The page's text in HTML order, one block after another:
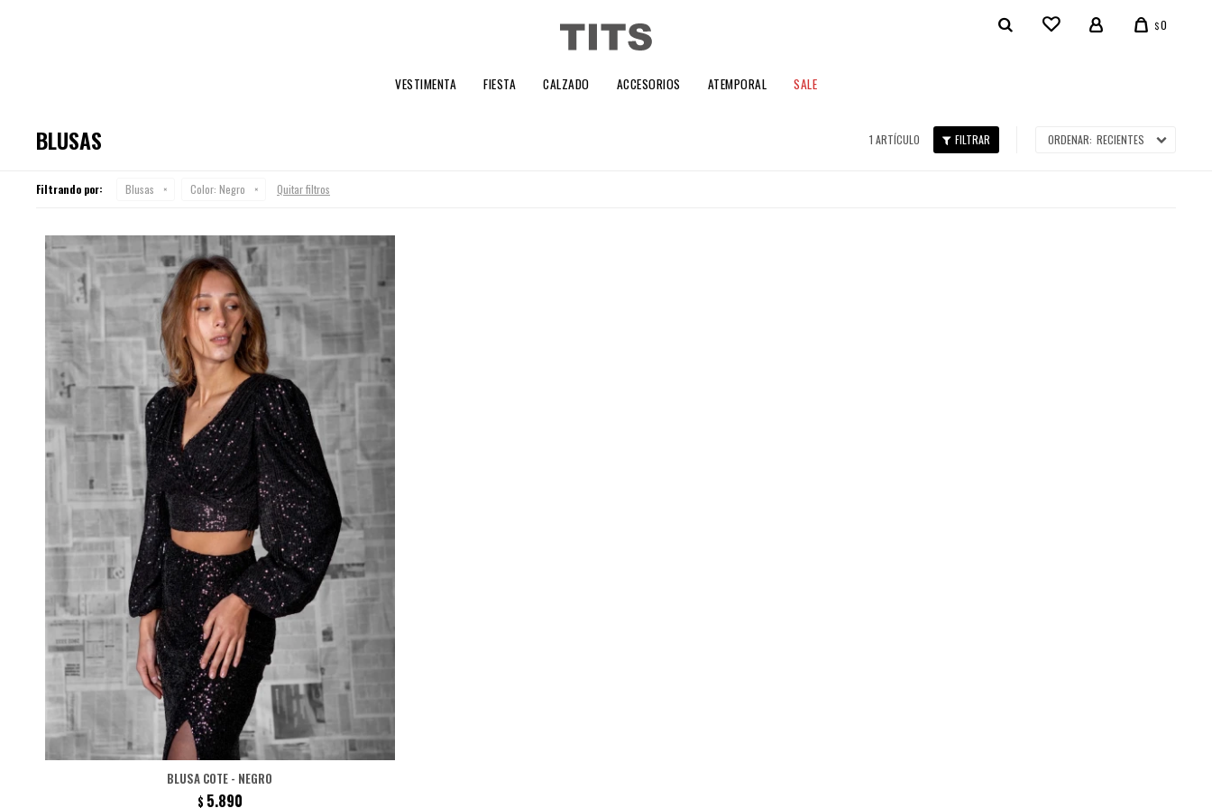
VESTIMENTA FIESTA CALZADO ACCESORIOS ATEMPORAL SALE
$0
BLUSAS 1 ARTÍCULO RECIENTES
Filtrando por: Blusas Color: Negro Quitar filtros
BLUSA COTE - NEGRO
$ 5.890